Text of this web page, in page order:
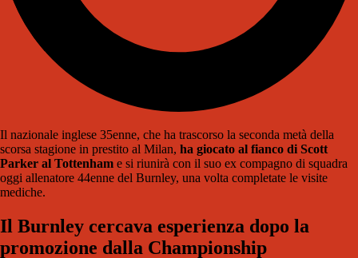
Il nazionale inglese 35enne, che ha trascorso la seconda metà della
scorsa stagione in prestito al Milan, ha giocato al fianco di Scott
Parker al Tottenham e si riunirà con il suo ex compagno di squadra
oggi allenatore 44enne del Burnley, una volta completate le visite
mediche.
Il Burnley cercava esperienza dopo la
promozione dalla Championship